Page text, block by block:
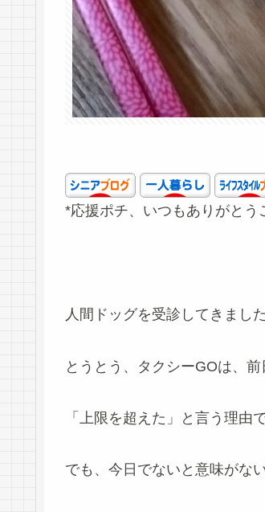
*応援ポチ、いつもありがとう
人間ドッグを受診してきました
とうとう、タクシーGOは、
「上限を超えた」と言う理由
でも、今日でないと意味がな